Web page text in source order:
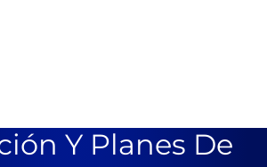
Y Planes De